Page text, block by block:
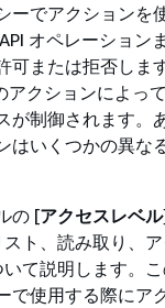
ーでアクションを
オペレーション
可または拒否しま
アクションによっ
が制御されます。
はいくつかの異な
の [アクセスレベル
スト、読み取り、
て説明します。
で使用する際にア